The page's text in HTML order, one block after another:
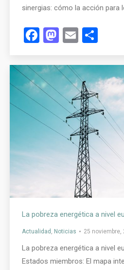
sinergias: cómo la acción para
Facebook
Mastodon
Email
Actualidad Noticias 25 noviembre,
La pobreza energética a nivel
Estados miembros: El mapa